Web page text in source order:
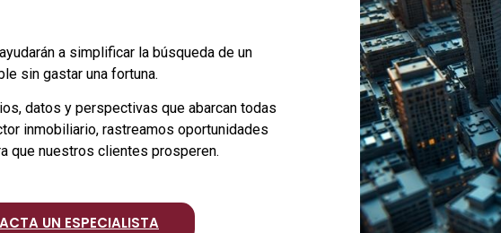
a simplificar la búsqueda de un
sin gastar una fortuna.
datos y perspectivas que abarcan todas
inmobiliario, rastreamos oportunidades
que nuestros clientes prosperen.
UN ESPECIALISTA